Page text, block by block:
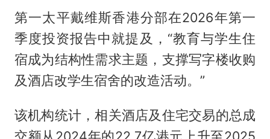
第一太平戴维斯香港分部在2026年第一
季度投资报告中就提及，“教育与学生住
宿成为结构性需求主题，支撑写字楼收购
及酒店改学生宿舍的改造活动。”
该机构统计，相关酒店及住宅交易的总成